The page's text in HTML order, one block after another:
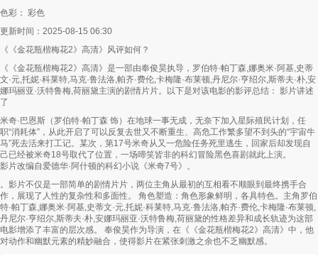
第58集 第59集
第61集 第62集 第63集
第67集 第68集 第69集
第70集 第71集
第73集 第74集 第75集
第76集 第77集 第78集
色彩： 彩色
更新时间：2025-08-15 06:30
《《金花瓶楷梅花2》高清》风评如何？
《《金花瓶楷梅花2》高清》是一部由奉俊昊执导，罗伯特·帕丁森,娜奥米·阿基,史蒂
文·元,托妮·科莱特,马克·鲁法洛,帕齐·费伦,卡梅隆·布莱顿,丹尼尔·亨绍尔,斯蒂夫·朴,安
娜玛丽亚·沃特鲁梅,荷丽黛主演的剧情片片。以下是对该电影的影评总结： 影片讲述
了
米奇·巴恩斯（罗伯特·帕丁森 饰）在地球一事无成，无奈下加入星际殖民计划，任
职“消耗体”，从此开启了可以反复去世又不断重生、高危工作繁多望不到头的“宇宙牛
马”死去活来打工记。某次，第17号米奇从又一危险任务死里逃生，回家后却发现自
己已经被米奇18号取代了位置，一场啼笑皆非的科幻冒险黑色喜剧就此上演。
影片改编自爱德华·阿什顿的科幻小说《米奇7号》。
。影片不仅是一部简单的剧情片片，两位主角从最初的互相看不顺眼到最终携手合
作，展现了人性的复杂性和多面性。 角色塑造：角色形象鲜明，各具特色。主角罗伯
特·帕丁森,娜奥米·阿基,史蒂文·元,托妮·科莱特,马克·鲁法洛,帕齐·费伦,卡梅隆·布莱顿,
丹尼尔·亨绍尔,斯蒂夫·朴,安娜玛丽亚·沃特鲁梅,荷丽黛的性格差异和成长轨迹为这部
电影增添了丰富的层次感。 奉俊昊作为导演，在《《金花瓶楷梅花2》高清》中，他
对动作和幽默元素的精妙融合，使得影片在紧张刺激之余也不乏幽默感。